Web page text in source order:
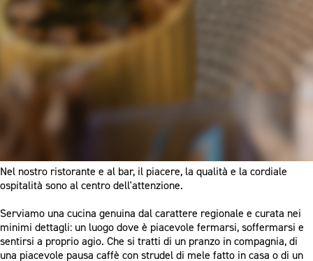
Nel nostro ristorante e al bar, il piacere, la qualità e la cordiale
ospitalità sono al centro dell'attenzione.
Serviamo una cucina genuina dal carattere regionale e curata nei
minimi dettagli: un luogo dove è piacevole fermarsi, soffermarsi e
sentirsi a proprio agio. Che si tratti di un pranzo in compagnia, di
una piacevole pausa caffè con strudel di mele fatto in casa o di un